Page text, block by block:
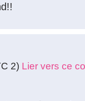
2) Lier vers ce